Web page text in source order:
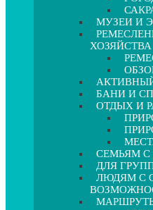
МУЗЕИ И
ХОЗЯЙСТВА
БАНИ И
ОТДЫХ И
СЕМЬЯМ С
ДЛЯ
ЛЮДЯМ С